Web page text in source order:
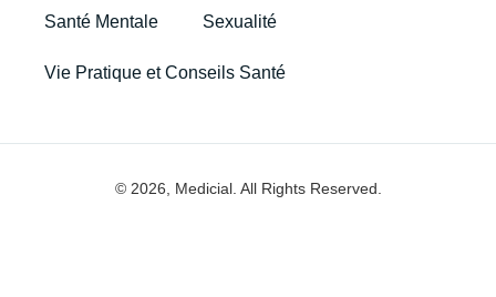
Santé Mentale Sexualité
Vie Pratique et Conseils Santé
© 2026, Medicial. All Rights Reserved.